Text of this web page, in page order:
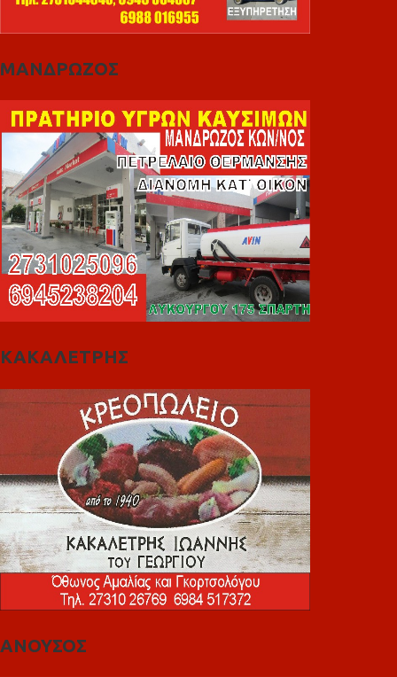
ΜΑΝΔΡΩΖΟΣ
ΚΑΚΑΛΕΤΡΗΣ
ΑΝΟΥΣΟΣ